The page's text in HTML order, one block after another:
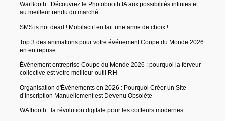
WaiBooth : Découvrez le Photobooth IA aux possibilités infinies et
au meilleur rendu du marché
SMS is not dead ! Mobilactif en fait une arme de choix !
Top 3 des animations pour votre événement Coupe du Monde 2026
en entreprise
Événement entreprise Coupe du Monde 2026 : pourquoi la ferveur
collective est votre meilleur outil RH
Organisation d'Événements en 2026 : Pourquoi Créer un Site
d’Inscription Manuellement est Devenu Obsolète
WAIbooth : la révolution digitale pour les coiffeurs modernes